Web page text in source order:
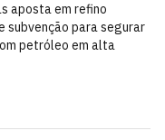
aposta em refino
subvenção para segurar
petróleo em alta